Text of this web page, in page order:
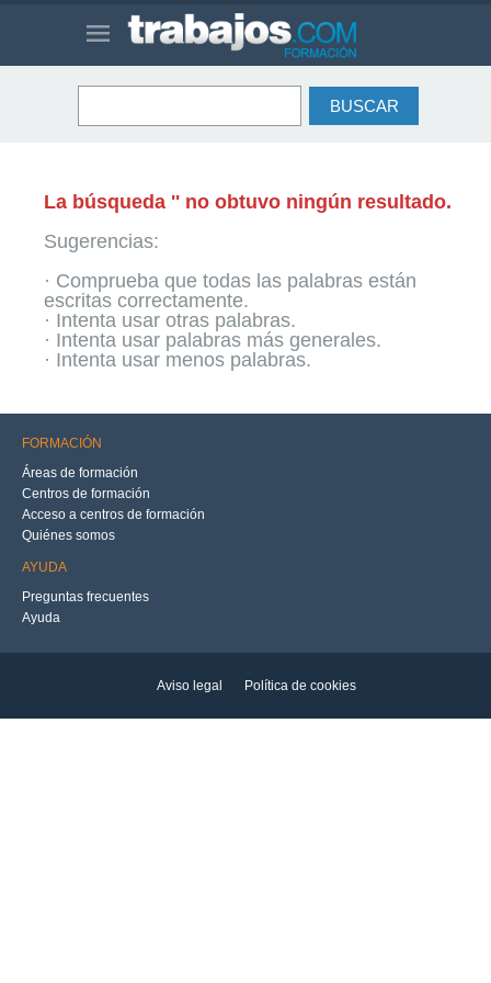
La búsqueda '' no obtuvo ningún resultado.
Sugerencias:
· Comprueba que todas las palabras están
escritas correctamente.
· Intenta usar otras palabras.
· Intenta usar palabras más generales.
· Intenta usar menos palabras.
FORMACIÓN
Áreas de formación
Centros de formación
Acceso a centros de formación
Quiénes somos
AYUDA
Preguntas frecuentes
Ayuda
Aviso legal Política de cookies